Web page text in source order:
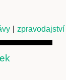
Předplatné
zpravodajství